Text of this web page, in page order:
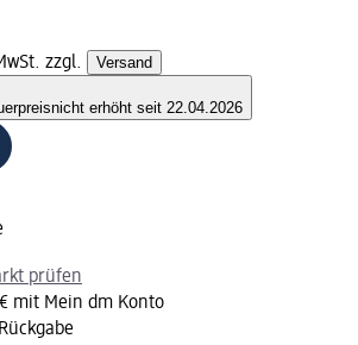
zzgl. Versand
nicht erhöht seit 22.04.2026
prüfen
mit Mein dm Konto